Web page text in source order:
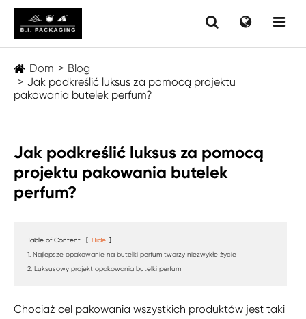
Dom
Blog
Jak podkreślić luksus za pomocą projektu
pakowania butelek perfum?
Jak podkreślić luksus za pomocą
projektu pakowania butelek
perfum?
Table of Content [ Hide ]
1. Najlepsze opakowanie na butelki perfum tworzy niezwykłe życie
2. Luksusowy projekt opakowania butelki perfum
Chociaż cel pakowania wszystkich produktów jest taki